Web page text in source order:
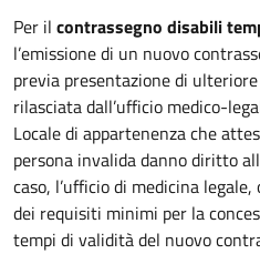
Per il contrassegno disabili
l’emissione di un nuovo
previa presentazione di
rilasciata dall’ufficio medico-
Locale di appartenenza che
persona invalida danno diritto
caso, l’ufficio di medicina
dei requisiti minimi per la
tempi di validità del nuovo